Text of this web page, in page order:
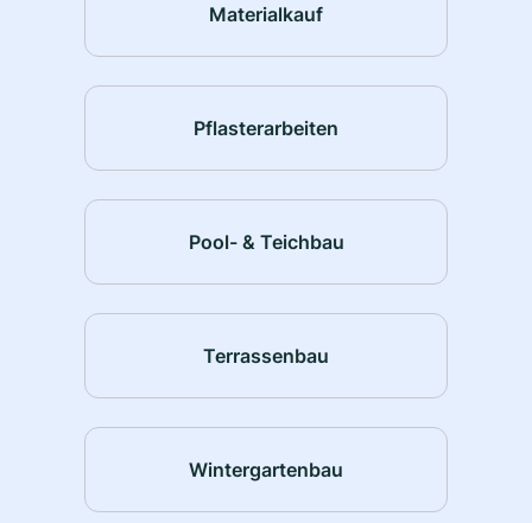
Materialkauf
Pflasterarbeiten
Pool- & Teichbau
Terrassenbau
Wintergartenbau